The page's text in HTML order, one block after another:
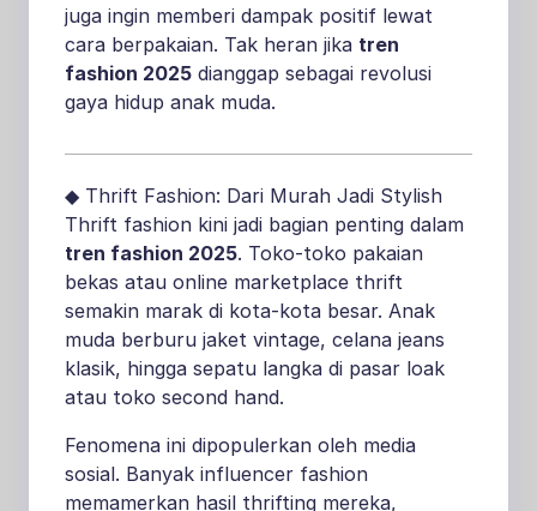
juga ingin memberi dampak positif lewat
cara berpakaian. Tak heran jika tren
fashion 2025 dianggap sebagai revolusi
gaya hidup anak muda.
◆ Thrift Fashion: Dari Murah Jadi Stylish
Thrift fashion kini jadi bagian penting dalam
tren fashion 2025. Toko-toko pakaian
bekas atau online marketplace thrift
semakin marak di kota-kota besar. Anak
muda berburu jaket vintage, celana jeans
klasik, hingga sepatu langka di pasar loak
atau toko second hand.
Fenomena ini dipopulerkan oleh media
sosial. Banyak influencer fashion
memamerkan hasil thrifting mereka,